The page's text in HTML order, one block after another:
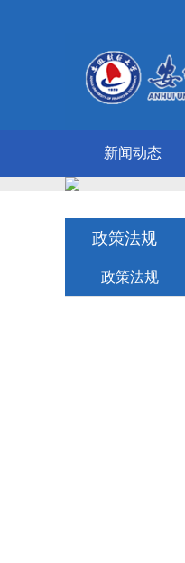
新闻动态
政策法规
政策法规